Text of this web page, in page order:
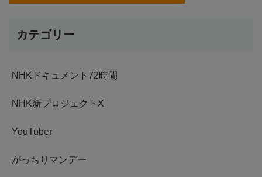
カテゴリー
NHKドキュメント72時間
NHK新プロジェクトX
YouTuber
がっちりマンデー